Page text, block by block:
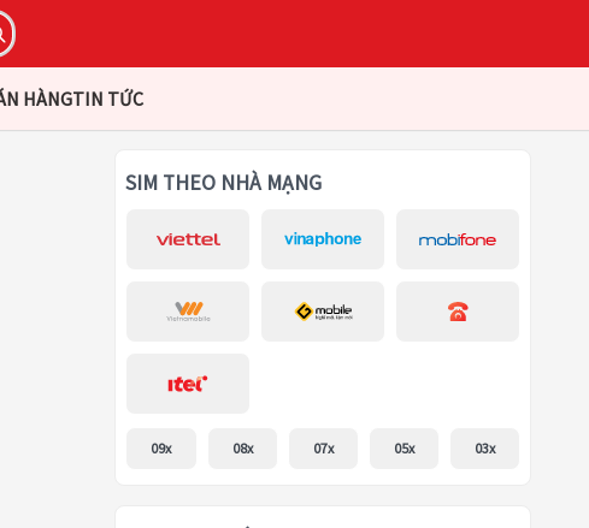
HÀNGTIN TỨC
SIM THEO NHÀ MẠNG
09x 08x 07x 05x 03x